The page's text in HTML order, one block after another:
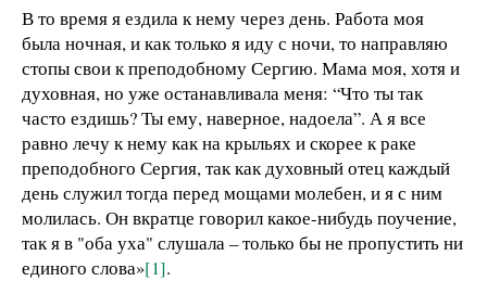
В то время я ездила к нему через день. Работа моя
была ночная, и как только я иду с ночи, то направляю
стопы свои к преподобному Сергию. Мама моя, хотя и
духовная, но уже останавливала меня: “Что ты так
часто ездишь? Ты ему, наверное, надоела”. А я все
равно лечу к нему как на крыльях и скорее к раке
преподобного Сергия, так как духовный отец каждый
день служил тогда перед мощами молебен, и я с ним
молилась. Он вкратце говорил какое-нибудь поучение,
так я в "оба уха" слушала – только бы не пропустить ни
единого слова»[1].